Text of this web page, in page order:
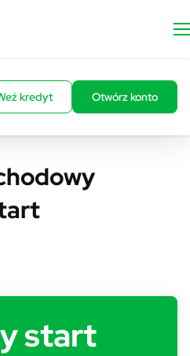
kredyt Otwórz konto
start